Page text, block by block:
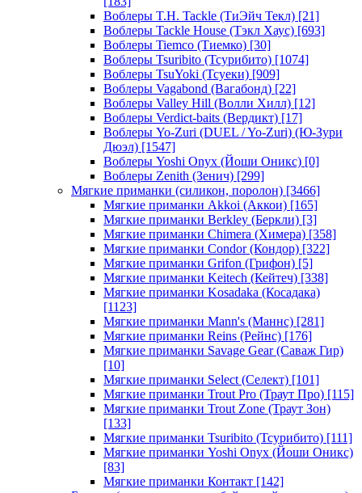
Воблеры T.H. Tackle (ТиЭйч Текл) [21]
Воблеры Tackle House (Тэкл Хаус) [693]
Воблеры Tiemco (Тиемко) [30]
Воблеры Tsuribito (Тсурибито) [1074]
Воблеры TsuYoki (Тсуеки) [909]
Воблеры Vagabond (Вагабонд) [22]
Воблеры Valley Hill (Волли Хилл) [12]
Воблеры Verdict-baits (Вердикт) [17]
Воблеры Yo-Zuri (DUEL / Yo-Zuri) (Ю-Зури
Дюэл) [1547]
Воблеры Yoshi Onyx (Йоши Оникс) [0]
Воблеры Zenith (Зенич) [299]
Мягкие приманки (силикон, поролон) [3466]
Мягкие приманки Akkoi (Аккои) [165]
Мягкие приманки Berkley (Беркли) [3]
Мягкие приманки Chimera (Химера) [358]
Мягкие приманки Condor (Кондор) [322]
Мягкие приманки Grifon (Грифон) [5]
Мягкие приманки Keitech (Кейтеч) [338]
Мягкие приманки Kosadaka (Косадака)
[1123]
Мягкие приманки Mann's (Маннс) [281]
Мягкие приманки Reins (Рейнс) [176]
Мягкие приманки Savage Gear (Саваж Гир)
[10]
Мягкие приманки Select (Селект) [101]
Мягкие приманки Trout Pro (Траут Про) [115]
Мягкие приманки Trout Zone (Траут Зон)
[133]
Мягкие приманки Tsuribito (Тсурибито) [111]
Мягкие приманки Yoshi Onyx (Йоши Оникс)
[83]
Мягкие приманки Контакт [142]